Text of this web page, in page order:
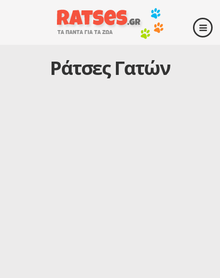
Ράτσες Γατών